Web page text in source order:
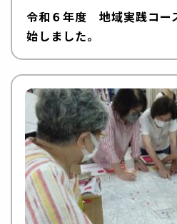
令和６年度 地域実践コー
始しました。